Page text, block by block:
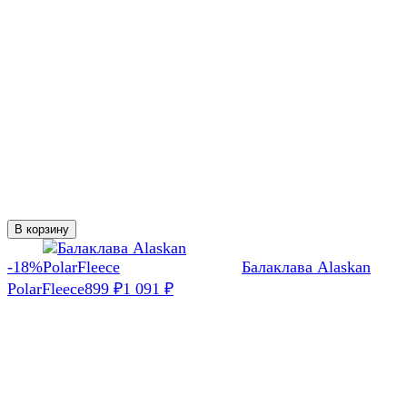
В корзину
-18%
Балаклава Alaskan
PolarFleece899 ₽1 091 ₽